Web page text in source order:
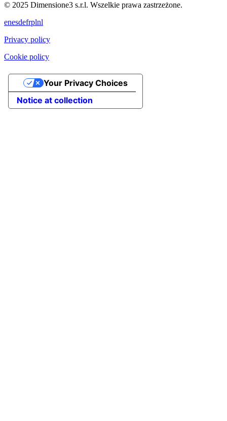
© 2025 Dimensione3 s.r.l. Wszelkie prawa zastrzeżone.
enesdefrplnl
Privacy policy
Cookie policy
Notice at collection
Your Privacy Choices